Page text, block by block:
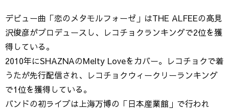
デビュー曲「恋のメタモルフォーゼ」はTHE ALFEEの高見
沢俊彦がプロデュースし、レコチョクランキングで2位を獲
得している。
2010年にSHAZNAのMelty Loveをカバー。レコチョクで着
うたが先行配信され、レコチョクウィークリーランキング
で1位を獲得している。
バンドの初ライブは上海万博の「日本産業館」で行われ